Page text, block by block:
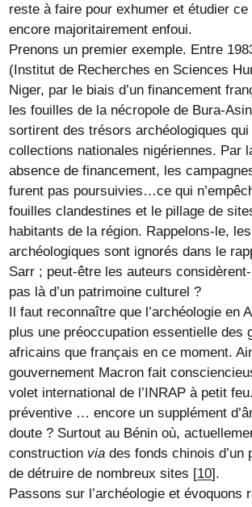
reste à faire pour exhumer et étudier ce
encore majoritairement enfoui.
Prenons un premier exemple. Entre
(Institut de Recherches en Sciences
Niger, par le biais d’un financement
les fouilles de la nécropole de Bura-
sortirent des trésors archéologiques
collections nationales nigériennes. Par
absence de financement, les
furent pas poursuivies…ce qui
fouilles clandestines et le pillage de
habitants de la région. Rappelons-le,
archéologiques sont ignorés dans le
Sarr ; peut-être les auteurs considèrent-
pas là d’un patrimoine culturel ?
Il faut reconnaître que l’archéologie en
plus une préoccupation essentielle des
africains que français en ce moment.
gouvernement Macron fait
volet international de l’INRAP à petit
préventive … encore un supplément
doute ? Surtout au Bénin où,
construction via des fonds chinois d’un
de détruire de nombreux sites [10].
Passons sur l’archéologie et évoquons